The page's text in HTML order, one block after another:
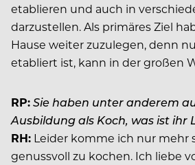
etablieren und auch in
darzustellen. Als primäres Ziel
Hause weiter zuzulegen, denn
etabliert ist, kann in der großen
RP:Sie haben unter anderem
Ausbildung als Koch, was ist ihr
RH: Leider komme ich nur mehr
genussvoll zu kochen. Ich liebe